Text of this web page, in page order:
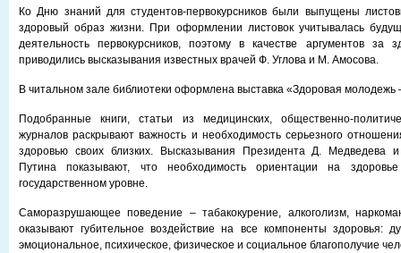
Ко Дню знаний для студентов-первокурсников были выпущены
здоровый образ жизни. При оформлении листовок учитывалась
деятельность первокурсников, поэтому в качестве аргументов за
приводились высказывания известных врачей Ф. Углова и М. Амосова.
В читальном зале библиотеки оформлена выставка «Здоровая
Подобранные книги, статьи из медицинских, общественно-
журналов раскрывают важность и необходимость серьезного
здоровью своих близких. Высказывания Президента Д. Медведева
Путина показывают, что необходимость ориентации на
государственном уровне.
Саморазрушающее поведение – табакокурение, алкоголизм,
оказывают губительное воздействие на все компоненты здоровья:
эмоциональное, психическое, физическое и социальное благополучие